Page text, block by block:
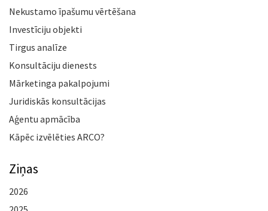
Nekustamo īpašumu vērtēšana
Investīciju objekti
Tirgus analīze
Konsultāciju dienests
Mārketinga pakalpojumi
Juridiskās konsultācijas
Aģentu apmācība
Kāpēc izvēlēties ARCO?
Ziņas
2026